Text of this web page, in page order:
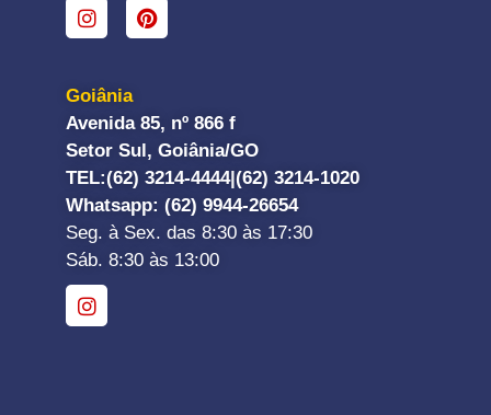
Goiânia
Avenida 85, nº 866 f
Setor Sul, Goiânia/GO
TEL:(62) 3214-4444| (62) 3214-1020
Whatsapp: (62) 9944-26654
Seg. à Sex. das 8:30 às 17:30
Sáb. 8:30 às 13:00